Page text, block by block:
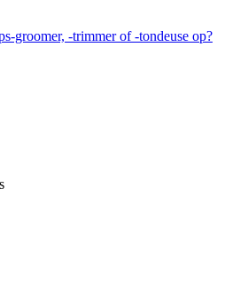
groomer, -trimmer of -tondeuse op?